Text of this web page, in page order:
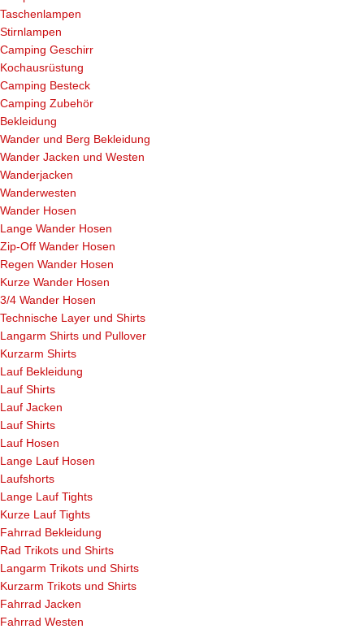
Taschenlampen
Stirnlampen
Camping Geschirr
Kochausrüstung
Camping Besteck
Camping Zubehör
Bekleidung
Wander und Berg Bekleidung
Wander Jacken und Westen
Wanderjacken
Wanderwesten
Wander Hosen
Lange Wander Hosen
Zip-Off Wander Hosen
Regen Wander Hosen
Kurze Wander Hosen
3/4 Wander Hosen
Technische Layer und Shirts
Langarm Shirts und Pullover
Kurzarm Shirts
Lauf Bekleidung
Lauf Shirts
Lauf Jacken
Lauf Shirts
Lauf Hosen
Lange Lauf Hosen
Laufshorts
Lange Lauf Tights
Kurze Lauf Tights
Fahrrad Bekleidung
Rad Trikots und Shirts
Langarm Trikots und Shirts
Kurzarm Trikots und Shirts
Fahrrad Jacken
Fahrrad Westen